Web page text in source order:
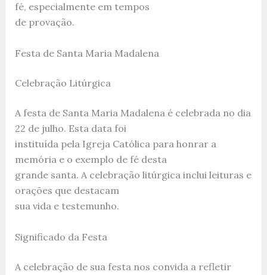
fé, especialmente em tempos
de provação.
Festa de Santa Maria Madalena
Celebração Litúrgica
A festa de Santa Maria Madalena é celebrada no dia
22 de julho. Esta data foi
instituída pela Igreja Católica para honrar a
memória e o exemplo de fé desta
grande santa. A celebração litúrgica inclui leituras e
orações que destacam
sua vida e testemunho.
Significado da Festa
A celebração de sua festa nos convida a refletir